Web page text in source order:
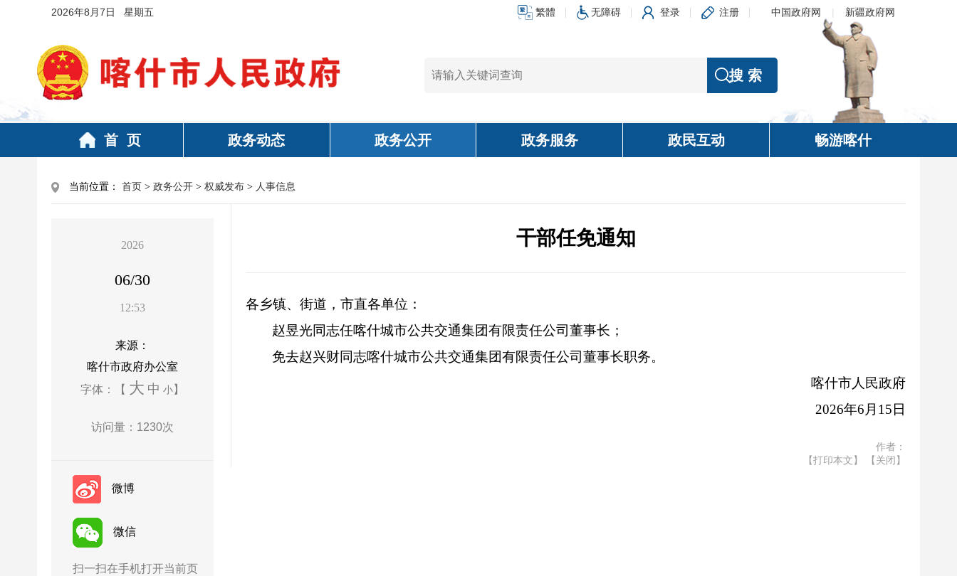
2026年8月7日 星期五 中国政府网 | 新疆政府网
繁體 无障碍 登录 注册
首 页 政务动态 政务公开 政务服务 政民互动 畅游喀什
当前位置： 首页 > 政务公开 > 权威发布 > 人事信息
2026
06/30
12:53
来源：
喀什市政府办公室
字体：【 大 中 小】
访问量： 1230次
微博
微信
扫一扫在手机打开当前页
干部任免通知
各乡镇、街道，市直各单位：
赵昱光同志任喀什城市公共交通集团有限责任公司董事长；
免去赵兴财同志喀什城市公共交通集团有限责任公司董事长职务。
喀什市人民政府
2026年6月15日
作者：
【打印本文】
【关闭】